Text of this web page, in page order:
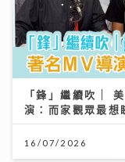
「鋒」繼續吹 |
演：而家觀眾最想
16/07/2026